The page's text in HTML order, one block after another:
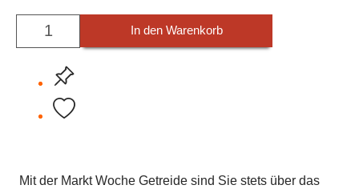
In den Warenkorb
Mit der Markt Woche Getreide sind Sie stets über das